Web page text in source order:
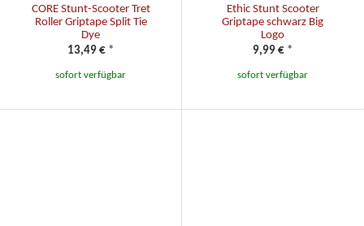
CORE Stunt-Scooter Tret
Roller Griptape Split Tie
Dye
13,49 € *
sofort verfügbar
Ethic Stunt Scooter
Griptape schwarz Big
Logo
9,99 € *
sofort verfügbar